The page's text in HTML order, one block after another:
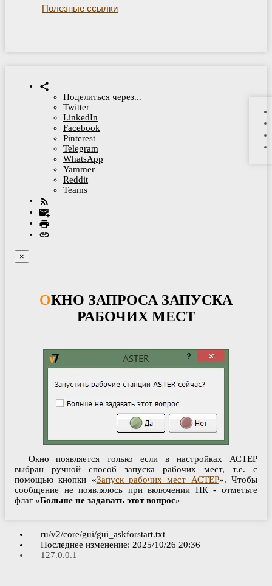
Полезные ссылки
Поделиться через...
Twitter
LinkedIn
Facebook
Pinterest
Telegram
WhatsApp
Yammer
Reddit
Teams
×
ОКНО ЗАПРОСА ЗАПУСКА
РАБОЧИХ МЕСТ
Окно появляется только если в настройках АСТЕР
выбран ручной способ запуска рабочих мест, т.е. с
помощью кнопки «Запуск рабочих мест АСТЕР». Чтобы
сообщение не появлялось при включении ПК - отметьте
флаг «Больше не задавать этот вопрос»
ru/v2/core/gui/gui_askforstart.txt
Последнее изменение: 2025/10/26 20:36
— 127.0.0.1